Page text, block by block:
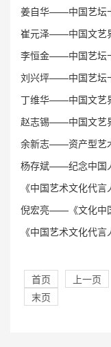
姜自华——中国艺坛
崔元泽——中国文艺
李恒金——中国艺坛
刘兴坪——中国艺坛
丁维华——中国文艺
赵志锡——中国文艺
余新志——资产型艺
杨存斌——纪念中国人
《中国艺术文化代
倪宏亮——《文化中国
《中国艺术文化代
首页 上一页
末页